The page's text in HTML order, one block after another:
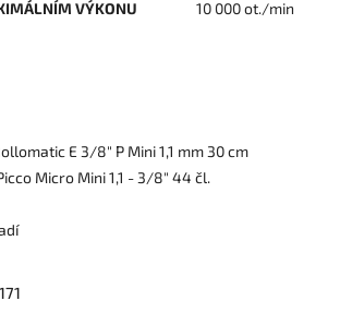
VÝKONU 10 000 ot./min
E 3/8" P Mini 1,1 mm 30 cm
Micro Mini 1,1 - 3/8" 44 čl.